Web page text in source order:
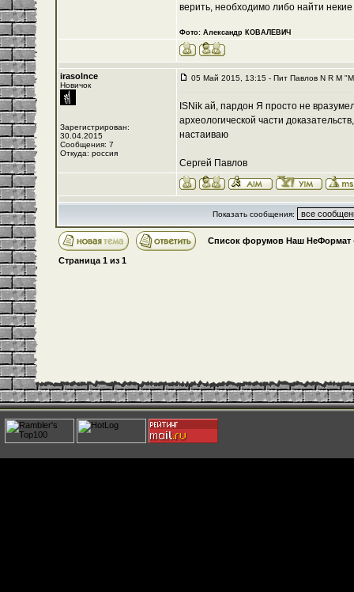
верить, необходимо либо найти
Фото: Александр КОВАЛЕВИЧ
irasolnce
Новичок
Зарегистрирован:
30.04.2015
Сообщения: 7
Откуда: россия
05 Май 2015, 13:15 - Пит Павлов N R M
ISNik ай, пардон Я просто не
археологической части
настаиваю
Сергей Павлов
Показать сообщения:
Список форумов Наш НеФормат
Страница 1 из 1